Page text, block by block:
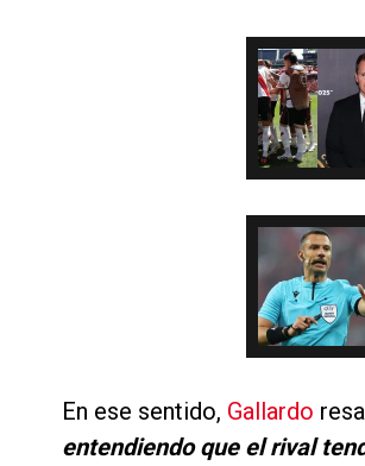
En ese sentido, Gallardo
entendiendo que el rival